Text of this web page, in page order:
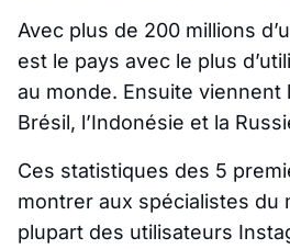
Avec plus de 200 millions
est le pays avec le plus
au monde. Ensuite viennent
Brésil, l’Indonésie et la
Ces statistiques des 5
montrer aux spécialistes du
plupart des utilisateurs